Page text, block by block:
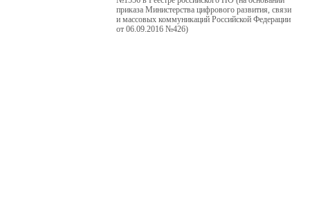
приказа Министерства цифрового развития, связи
и массовых коммуникаций Российской Федерации
от 06.09.2016 №426)